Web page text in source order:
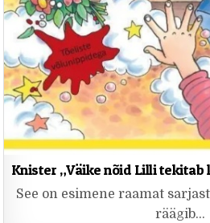
Knister „Väike nõid Lilli tekitab
See on esimene raamat
räägib…